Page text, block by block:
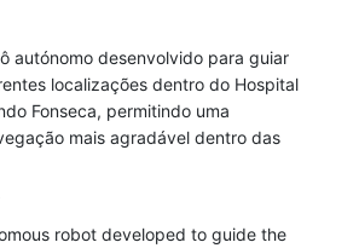
autónomo desenvolvido para guiar
localizações dentro do Hospital
Fonseca, permitindo uma
mais agradável dentro das
robot developed to guide the